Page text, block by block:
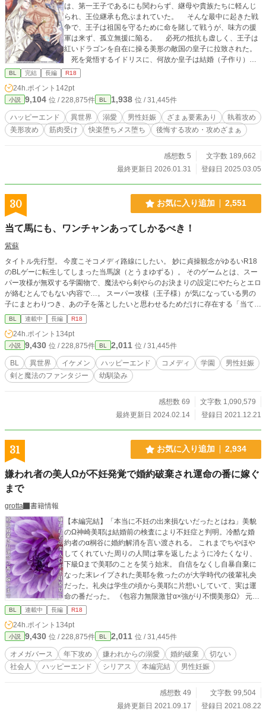
は、第一王子であるにも関わらず、継母や貴族たちに軽んじ
られ、王位継承も危ぶまれていた。 そんな最中に起きた戦
争で、王子は祖国を守るために命を賭して戦うが、味方の援
軍は来ず、孤立無援に陥る。 必死の抵抗も虚しく、王子は
紅いドラゴンを自在に操る美形の敵国の皇子に拉致された。
死を覚悟するイドリスに、何故か皇子は結婚（子作り）を
求めてきて――。 ムーンライトノベルズ（完結済）からの転
載です。 表紙イラストレーター・valero様。 https://potofu.m
e/qlaval 【攻】皇子 美人攻め 鬼畜攻め 執着 嫉妬 ヤ
ンデレ ドS攻 溺愛 後悔する攻 【受】王子 筋肉受け
強気 発情 ツンデレ 男前 雄っぱい 童貞 妊娠出産
ドラゴン等からの総愛され要素あり 【ストーリーの傾向】 初
恋 バトル バディ 冒険 謎解き エロ 切ない 両片思
BL 完結 長編 R18
24h.ポイント 142pt
小説 9,104 位 / 228,875件 BL 1,938 位 / 31,445件
ハッピーエンド 異世界 溺愛 男性妊娠 ざまぁ要素あり
執着攻め
美形攻め
筋肉受け 快楽堕ちメス堕ち 後悔する攻め・攻めざまぁ
感想数 5
文字数 189,662
最終更新日 2026.01.31
登録日 2025.03.05
30 お気に入り追加 2,551
当て馬にも、ワンチャンあってしかるべき！
紫蘇
タイトル先行型。 今度こそコメディ路線にしたい。 妙に貞操観念がゆるいR18
のBLゲーに転生してしまった当馬譲（とうまゆずる）。 そのゲームとは、スー
パー攻様が無双する学園物で、魔法やら剣やらのお決まりの設定にやたらとエロ
が絡むとんでもない内容で…。 スーパー攻様（王子様）が気になっている男の
子にまとわりつき、あの子を落としたいと思わせるためだけに存在する「当て馬
君」に転生してしまった譲は、インターネットで見ただけのゲームの知識と前世
の知識で、どこまで戦えるのか！？ 当て馬君の未来はどっちだ！？ ドＳ王子✕
幼馴染み ※主人公カップル以外の描写もあり
BL 連載中 長編 R18
24h.ポイント 134pt
小説 9,430 位 / 228,875件 BL 2,011 位 / 31,445件
BL 異世界 イケメン ハッピーエンド コメディ 学園
男性妊娠
剣と魔法のファンタジー
幼馴染み
感想数 69
文字数 1,090,579
最終更新日 2024.02.14
登録日 2021.12.21
31 お気に入り追加 2,934
嫌われ者の美人Ωが不妊発覚で婚約破棄され運命の番に嫁ぐ
まで
grotta
書籍情報
【本編完結】「本当に不妊の出来損ないだったとはね」美貌
のΩ神崎美耶は結婚前の検査により不妊症と判明。冷酷な婚
約者のα桐谷に婚約解消を言い渡される。 これまでちやほや
してくれていた周りの人間は掌を返したように冷たくなり、
下級Ωまで美耶のことを笑う始末。 自信をなくし自暴自棄に
なった末レイプされた美耶を救ったのが大学時代の後輩礼央
だった。礼央は学生の頃から美耶に片想いしていて、実は運
命の番だった。 《包容力無限激甘α×強がり不憫美形Ω》 元ク
ズ婚約者桐谷に散々蔑ろにされてきた美耶は、正体を隠して
いた年下最上級α礼央に溺愛される。 能力が高すぎる故に憎
まれた美人Ωと、能力を隠して生きてきたαの恋を書いてみた
いと思っています。 前半結構胸糞展開が続きます。 ※オメガ
バース独自設定ありなのでご注意ください。
BL 連載中 長編 R18
24h.ポイント 134pt
小説 9,430 位 / 228,875件 BL 2,011 位 / 31,445件
オメガバース 年下攻め 嫌われからの溺愛 婚約破棄
切ない
社会人
ハッピーエンド シリアス 本編完結 男性妊娠
感想数 49
文字数 99,504
最終更新日 2021.09.17
登録日 2021.08.22